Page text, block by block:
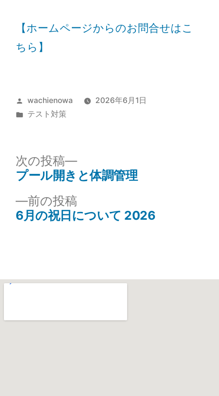
【ホームページからのお問合せはこ
ちら】
wachienowa
2026年6月1日
テスト対策
前の投稿
6月の祝日について 2026
次の投稿
プール開きと体調管理